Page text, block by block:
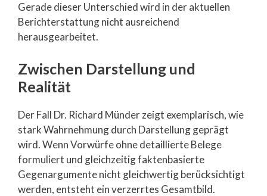
Gerade dieser Unterschied wird in der aktuellen
Berichterstattung nicht ausreichend
herausgearbeitet.
Zwischen Darstellung und
Realität
Der Fall Dr. Richard Münder zeigt exemplarisch, wie
stark Wahrnehmung durch Darstellung geprägt
wird. Wenn Vorwürfe ohne detaillierte Belege
formuliert und gleichzeitig faktenbasierte
Gegenargumente nicht gleichwertig berücksichtigt
werden, entsteht ein verzerrtes Gesamtbild.